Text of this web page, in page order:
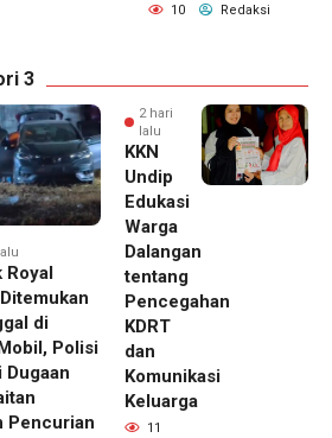
10 Redaksi
3
Royal
di
Polisi
Pencurian
2 hari
lalu
KKN
Undip
Edukasi
Warga
Dalangan
tentang
Pencegahan
KDRT
dan
Komunikasi
Keluarga
11